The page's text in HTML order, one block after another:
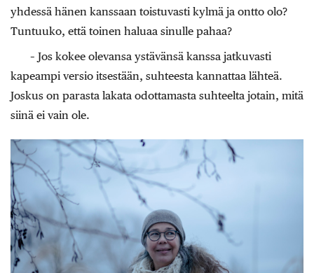
yhdessä hänen kanssaan toistuvasti kylmä ja ontto olo?
Tuntuuko, että toinen haluaa sinulle pahaa?
– Jos kokee olevansa ystävänsä kanssa jatkuvasti
kapeampi versio itsestään, suhteesta kannattaa lähteä.
Joskus on parasta lakata odottamasta suhteelta jotain, mitä
siinä ei vain ole.